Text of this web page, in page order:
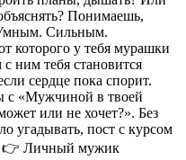
Понимаешь,
Сильным.
которого у тебя мурашки
ним тебя становится
сердце пока спорит.
с «Мужчиной в твоей
или не хочет?». Без
угадывать, пост с курсом
👉 Личный мужик